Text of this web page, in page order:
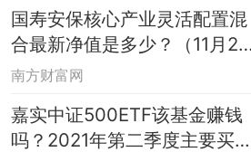
国寿安保核心产业灵活配置混
合最新净值是多少？（11月26
日）
南方财富网
嘉实中证500ETF该基金赚钱
吗？2021年第二季度主要买入